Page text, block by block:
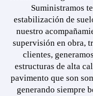
Suministramos
estabilización de
nuestro
supervisión en obra,
clientes,
estructuras de alta
pavimento que son
generando siempre